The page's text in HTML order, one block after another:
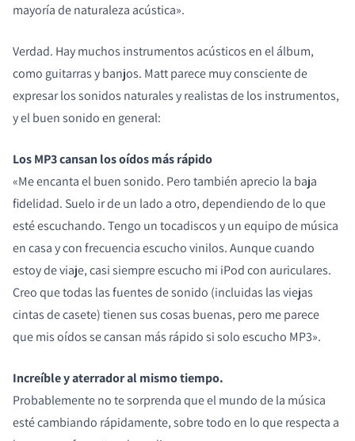
mayoría de naturaleza acústica».
Verdad. Hay muchos instrumentos acústicos en el álbum,
como guitarras y banjos. Matt parece muy consciente de
expresar los sonidos naturales y realistas de los instrumentos,
y el buen sonido en general:
Los MP3 cansan los oídos más rápido
«Me encanta el buen sonido. Pero también aprecio la baja
fidelidad. Suelo ir de un lado a otro, dependiendo de lo que
esté escuchando. Tengo un tocadiscos y un equipo de música
en casa y con frecuencia escucho vinilos. Aunque cuando
estoy de viaje, casi siempre escucho mi iPod con auriculares.
Creo que todas las fuentes de sonido (incluidas las viejas
cintas de casete) tienen sus cosas buenas, pero me parece
que mis oídos se cansan más rápido si solo escucho MP3».
Increíble y aterrador al mismo tiempo.
Probablemente no te sorprenda que el mundo de la música
esté cambiando rápidamente, sobre todo en lo que respecta a
COMPARAR PRODUCTOS